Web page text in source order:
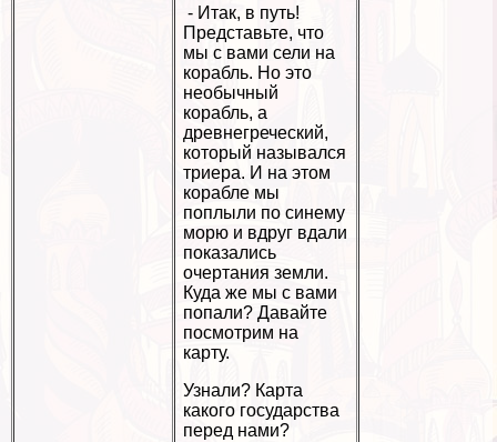
- Итак, в путь!
Представьте, что
мы с вами сели на
корабль. Но это
необычный
корабль, а
древнегреческий,
который назывался
триера. И на этом
корабле мы
поплыли по синему
морю и вдруг вдали
показались
очертания земли.
Куда же мы с вами
попали? Давайте
посмотрим на
карту.
Узнали? Карта
какого государства
перед нами?